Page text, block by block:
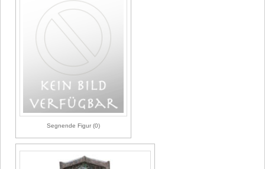
Segnende Figur (0)